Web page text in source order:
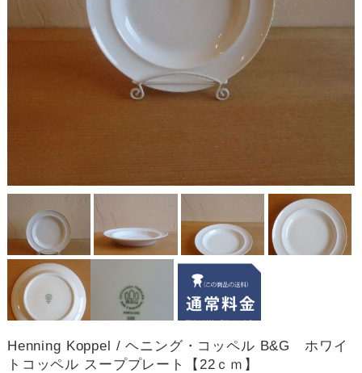
Henning Koppel / ヘニング・コッペル B&G ホワイ
トコッペル スーププレート【22ｃｍ】